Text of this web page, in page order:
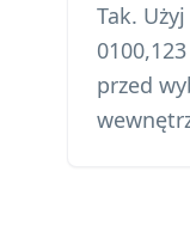
Tak.
przed